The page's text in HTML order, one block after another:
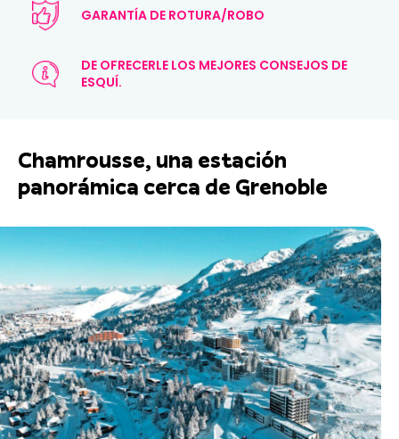
GARANTÍA DE ROTURA/ROBO
DE OFRECERLE LOS MEJORES CONSEJOS DE
ESQUÍ.
Chamrousse, una estación
panorámica cerca de Grenoble